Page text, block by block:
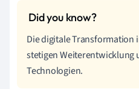
Die digitale Transformation
stetigen Weiterentwicklung
Technologien.